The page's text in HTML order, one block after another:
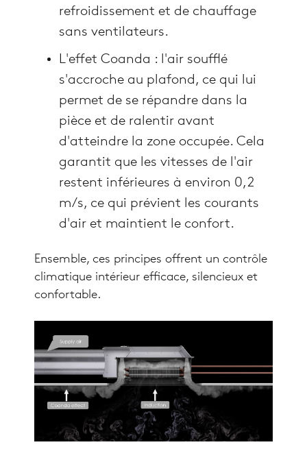
refroidissement et de chauffage
sans ventilateurs.
L'effet Coanda : l'air soufflé
s'accroche au plafond, ce qui lui
permet de se répandre dans la
pièce et de ralentir avant
d'atteindre la zone occupée. Cela
garantit que les vitesses de l'air
restent inférieures à environ 0,2
m/s, ce qui prévient les courants
d'air et maintient le confort.
Ensemble, ces principes offrent un contrôle
climatique intérieur efficace, silencieux et
confortable.